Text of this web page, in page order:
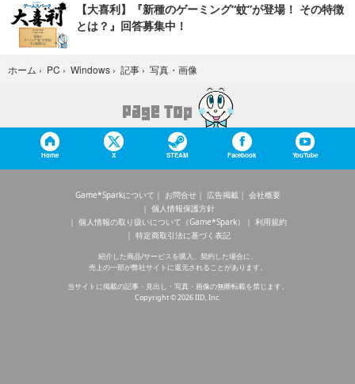
【大喜利】『新種のゲーミング“蚊”が登場！ その特徴
とは？』回答募集中！
ホーム › PC › Windows › 記事 › 写真・画像
Home X STEAM Facebook YouTube
Game*Sparkについて お問合せ 広告掲載
会社概要
個人情報保護方針
個人情報の取り扱いについて（Game*Spark）
利用規約
特定商取引法に基づく表記
紹介した商品/サービスを購入、契約した場合に、
売上の一部が弊社サイトに還元されることがあります。
当サイトに掲載の記事・見出し・写真・画像の無断転載を禁じます。
Copyright © 2026 IID, Inc.